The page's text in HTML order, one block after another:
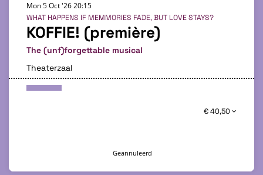
KOFFIE! (première)
The (unf)forgettable musical
WHAT HAPPENS IF MEMMORIES FADE, BUT LOVE STAYS?
Mon 5 Oct '2620:15
Theaterzaal
€ 40,50
Geannuleerd